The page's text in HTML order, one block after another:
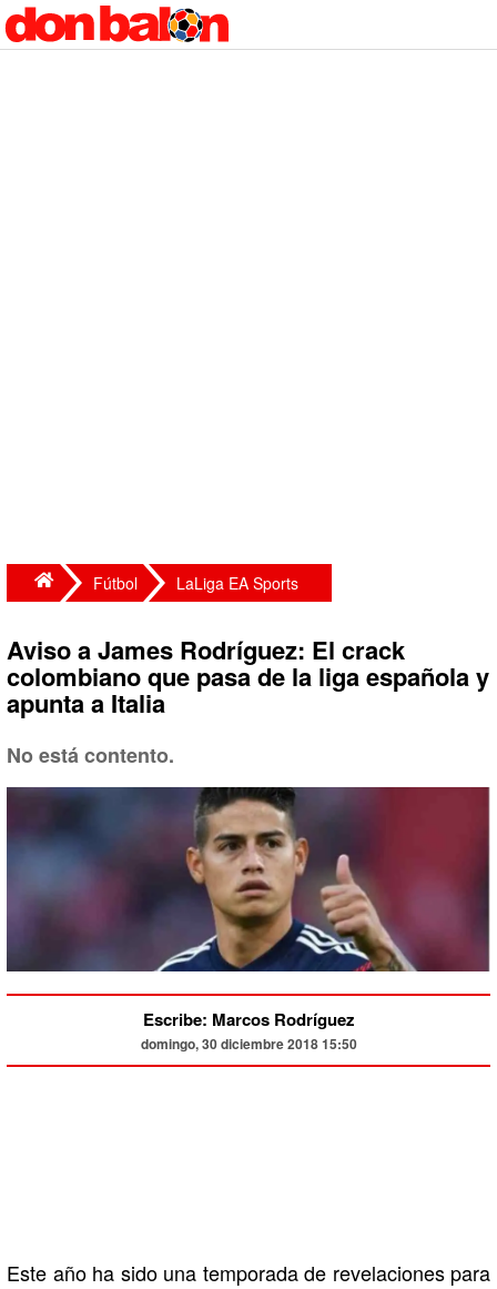
Fútbol LaLiga EA Sports
Aviso a James Rodríguez: El crack
colombiano que pasa de la liga española y
apunta a Italia
No está contento.
Escribe: Marcos Rodríguez
domingo, 30 diciembre 2018 15:50
Este año ha sido una temporada de revelaciones para